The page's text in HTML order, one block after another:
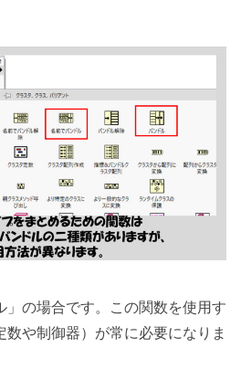
」の場合です。この関数を使用す
数や制御器）が常に必要になりま